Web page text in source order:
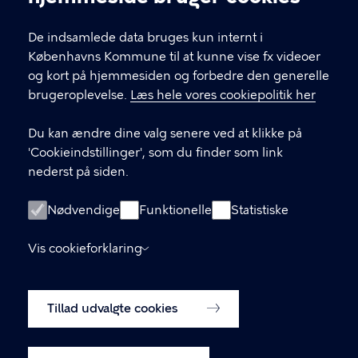
De indsamlede data bruges kun internt i
Københavns Kommune til at kunne vise fx videoer
og kort på hjemmesiden og forbedre den generelle
brugeroplevelse. Læs hele vores cookiepolitik her
Du kan ændre dine valg senere ved at klikke på
'Cookieindstillinger', som du finder som link
nederst på siden.
Nødvendige Funktionelle Statistiske
Vis cookieforklaring
Tillad udvalgte cookies
KONTAKT
Vesterbrogade 4B, 1620 København V
visitorservice@kk.dk
LINKS
Åbningstider
Oplysning om fysiske adgangsforhold
Cookiepolitik
Cookieindstillinger